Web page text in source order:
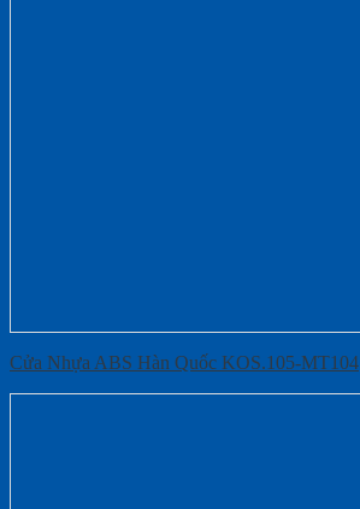
Cửa Nhựa ABS Hàn Quốc KOS.105-MT104